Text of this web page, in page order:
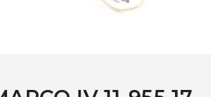
в 9 салонах Иркутска и Шелехова |